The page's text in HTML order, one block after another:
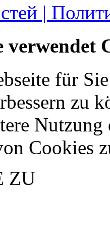
|
verwendet
für
zu
Nutzung
Cookies
ZU